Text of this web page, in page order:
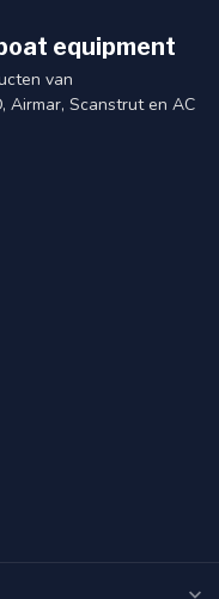
equipment
van
Airmar, Scanstrut en AC